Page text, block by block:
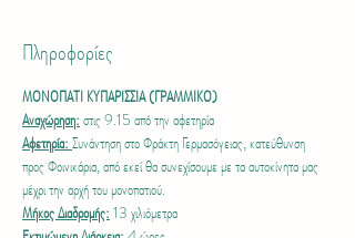
Πληροφορίες
ΜΟΝΟΠΑΤΙ ΚΥΠΑΡΙΣΣΙΑ (ΓΡΑΜΜΙΚΟ)
Αναχώρηση: στις 9.15 από την αφετηρία
Αφετηρία: Συνάντηση στο Φράκτη Γερμασόγειας, κατεύθυνση
προς Φοινικάρια, από εκεί θα συνεχίσουμε με τα αυτοκίνητα μας
μέχρι την αρχή του μονοπατιού.
Μήκος Διαδρομής: 13 χιλιόμετρα